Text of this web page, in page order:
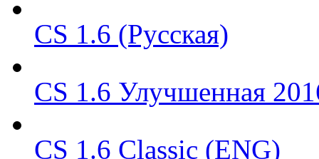
CS 1.6 (Русская)
CS 1.6 Улучшенная
CS 1.6 Classic (ENG)